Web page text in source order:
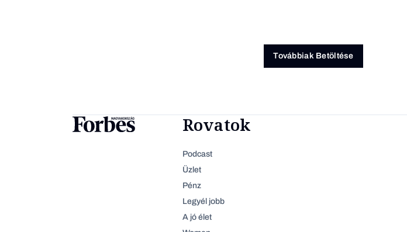
Továbbiak Betöltése
Rovatok
Podcast
Üzlet
Pénz
Legyél jobb
A jó élet